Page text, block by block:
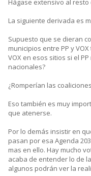
Hágase extensivo al
La siguiente derivada es
Supuesto que se dieran
municipios entre PP y
VOX en esos sitios si el
nacionales?
¿Romperían las
Eso también es muy
que atenerse.
Por lo demás insistir en
pasan por esa Agenda
mas en ello. Hay mucho
acaba de entender lo de
algunos podrán ver la